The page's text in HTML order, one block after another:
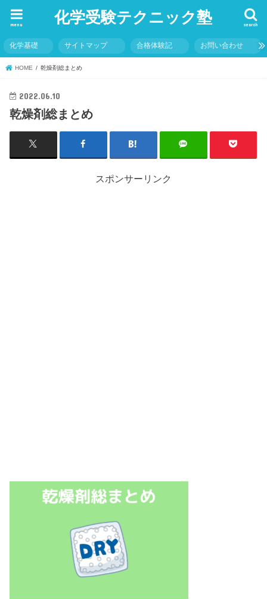
化学受験テクニック塾 search
menu
化学基礎 サイトマップ 合格体験記 お問い合わせ
HOME 乾燥剤総まとめ
2022.06.10
乾燥剤総まとめ
スポンサーリンク